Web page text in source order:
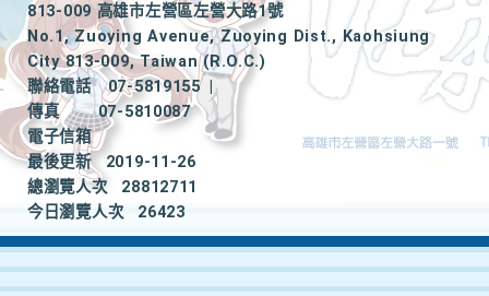
813-009 高雄市左營區左營大路1號
No.1, Zuoying Avenue, Zuoying Dist., Kaohsiung
City 813-009, Taiwan (R.O.C.)
聯絡電話
07-5819155
|
傳真
07-5810087
電子信箱
最後更新
2019-11-26
總瀏覽人次
28812711
今日瀏覽人次
26423